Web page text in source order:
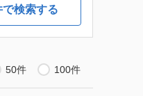
検索する
50件 100件